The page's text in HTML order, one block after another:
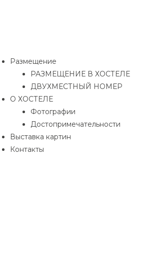
Размещение
РАЗМЕЩЕНИЕ В ХОСТЕЛЕ
ДВУХМЕСТНЫЙ НОМЕР
О ХОСТЕЛЕ
Фотографии
Достопримечательности
Выставка картин
Контакты